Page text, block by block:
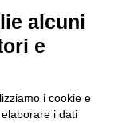
Homiliae, ms. du
ARTISTA
E TECNICA
alcuni
e
i cookie e
i dati